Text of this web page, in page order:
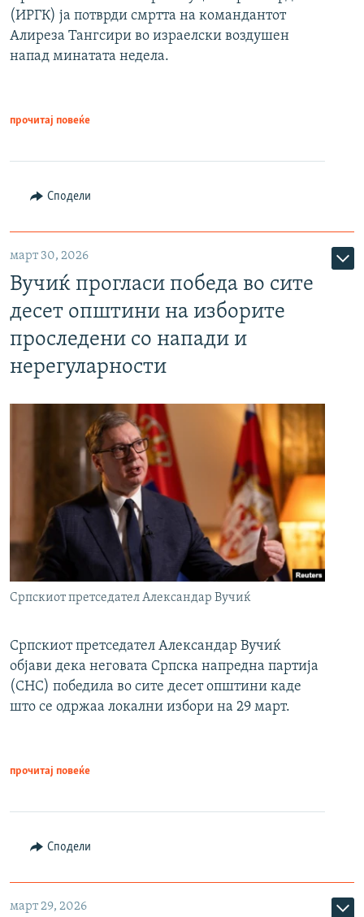
(ИРГК) ја потврди смртта на командантот
Алиреза Тангсири во израелски воздушен
напад минатата недела.
прочитај повеќе
Сподели
март 30, 2026
Вучиќ прогласи победа во сите
десет општини на изборите
проследени со напади и
нерегуларности
Српскиот претседател Александар Вучиќ
Српскиот претседател Александар Вучиќ
објави дека неговата Српска напредна партија
(СНС) победила во сите десет општини каде
што се одржаа локални избори на 29 март.
прочитај повеќе
Сподели
март 29, 2026